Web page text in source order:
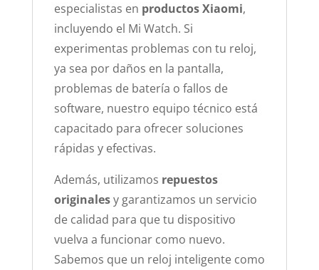
especialistas en productos Xiaomi,
incluyendo el Mi Watch. Si
experimentas problemas con tu reloj,
ya sea por daños en la pantalla,
problemas de batería o fallos de
software, nuestro equipo técnico está
capacitado para ofrecer soluciones
rápidas y efectivas.
Además, utilizamos repuestos
originalesy garantizamos un servicio
de calidad para que tu dispositivo
vuelva a funcionar como nuevo.
Sabemos que un reloj inteligente como